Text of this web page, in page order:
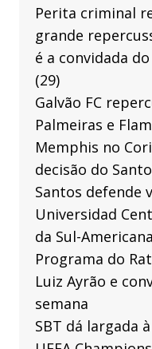
Perita criminal
grande
é a convidada
(29)
Galvão FC
Palmeiras e
Memphis no
decisão do
Santos defende
Universidad
da Sul-Americana
Programa do
Luiz Ayrão e
semana
SBT dá largada